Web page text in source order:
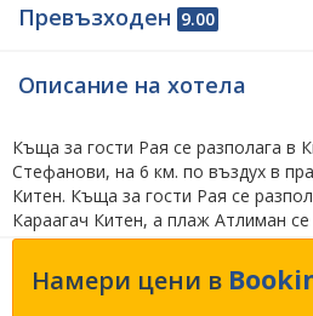
Превъзходен 9.00
Описание на хотела
Къща за гости Рая се разполага в
Стефанови, на 6 км. по въздух в
Китен. Къща за гости Рая се
Караагач Китен, а плаж Атлиман
линия.Kлиентите на сайта
близкоразположени обекти –
4.4 км.,Бунгала - Китен на 5.6
Намери цени в